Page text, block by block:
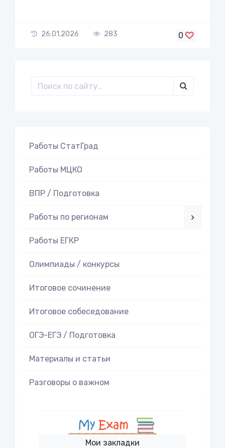
26.01.2026 283 0
Работы СтатГрад
Работы МЦКО
ВПР / Подготовка
Работы по регионам
Работы ЕГКР
Олимпиады / конкурсы
Итоговое cочинение
Итоговое cобеседование
ОГЭ-ЕГЭ / Подготовка
Материалы и статьи
Разговоры о важном
Мои закладки